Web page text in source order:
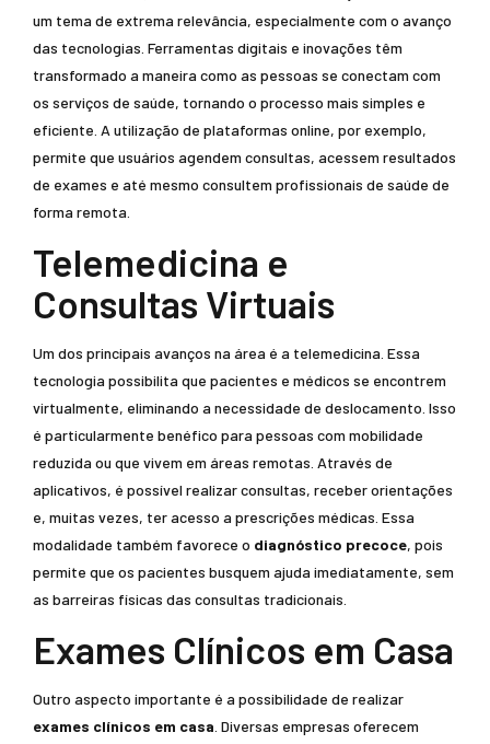
um tema de extrema relevância, especialmente com o avanço
das tecnologias. Ferramentas digitais e inovações têm
transformado a maneira como as pessoas se conectam com
os serviços de saúde, tornando o processo mais simples e
eficiente. A utilização de plataformas online, por exemplo,
permite que usuários agendem consultas, acessem resultados
de exames e até mesmo consultem profissionais de saúde de
forma remota.
Telemedicina e
Consultas Virtuais
Um dos principais avanços na área é a telemedicina. Essa
tecnologia possibilita que pacientes e médicos se encontrem
virtualmente, eliminando a necessidade de deslocamento. Isso
é particularmente benéfico para pessoas com mobilidade
reduzida ou que vivem em áreas remotas. Através de
aplicativos, é possível realizar consultas, receber orientações
e, muitas vezes, ter acesso a prescrições médicas. Essa
modalidade também favorece o diagnóstico precoce, pois
permite que os pacientes busquem ajuda imediatamente, sem
as barreiras físicas das consultas tradicionais.
Exames Clínicos em Casa
Outro aspecto importante é a possibilidade de realizar
exames clínicos em casa . Diversas empresas oferecem